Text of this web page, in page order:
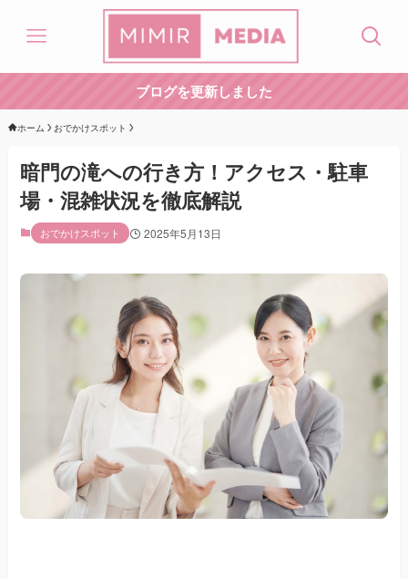
ブログを更新しました
ホーム おでかけスポット
暗門の滝への行き方！アクセス・駐車
場・混雑状況を徹底解説
おでかけスポット 2025年5月13日